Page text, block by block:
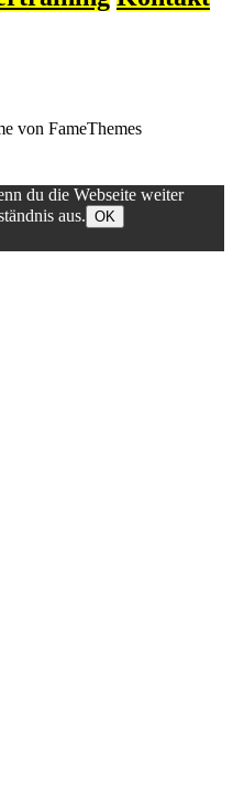
von FameThemes
du die Webseite weiter
aus. OK